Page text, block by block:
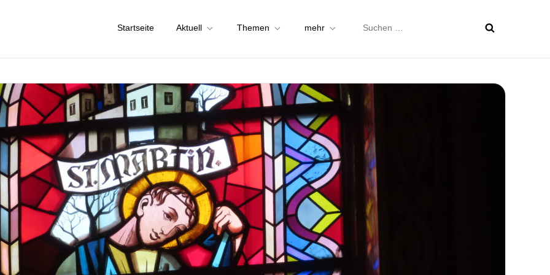
Startseite Aktuell Themen mehr
nach: